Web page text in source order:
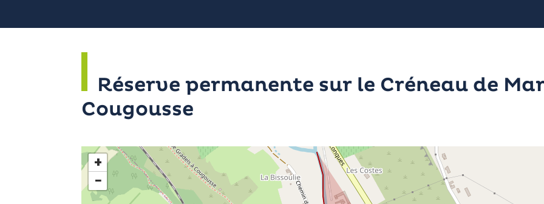
Réserve permanente sur le Créneau de
Cougousse
+
−